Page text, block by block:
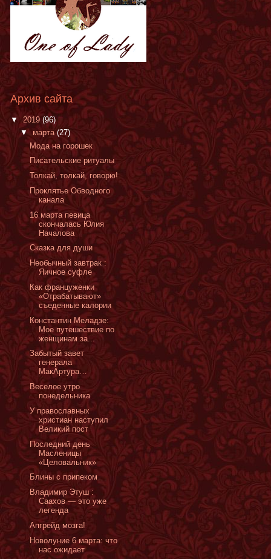
Архив сайта
▼ 2019 (96)
▼ марта (27)
Мода на горошек
Писательские ритуалы
Толкай, толкай, говорю!
Проклятье Обводного
канала
16 марта певица
скончалась Юлия
Началова
Сказка для души
Необычный завтрак :
Яичное суфле
Как француженки
«Отрабатывают»
съеденные калории
Константин Меладзе:
Мое путешествие по
женщинам за...
Забытый завет
генерала
МакАртура…
Веселое утро
понедельника
У православных
христиан наступил
Великий пост
Последний день
Масленицы
«Целовальник»
Блины с припеком
Владимир Этуш :
Саахов — это уже
легенда
Апгрейд мозга!
Новолуние 6 марта: что
нас ожидает